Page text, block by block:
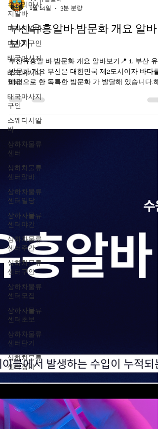
수유리마사
지알바
마사지알바
마사지구인
태국마사지
태국마사지
알바
태국마사지
구인
스웨디시알
바
상하차물류
센터
상하차물류
센터알바
상하차물류
센터일당
상하차물류
센터야간
상하차물류
센터주간
상하차물류
센터구인
상하차물류
센터모집
상하차물류
센터초보
상하차물류
센터단기
상하차물류
센터장기
TV 유흥알바
1월 14일
3분 분량
부산유흥알바·밤문화 개요 알바
보기
부산유흥알 바·밤문화 개요 알바보기📍 1. 부산 유
밤문화 개요 부산은 대한민국 제2도시이자 바다를
배경으로 한 독특한 밤문화 가 발달해 있습니다.해
운대, 서면, 광안리 등 여러 지역이 밤에도 활기차
부산 유흥알바 클럽·바·라운지·포차·라이브바 등이
구직사이트 부산의 밤문화는 크게 세 가지 축으로
분류됩니다: 바·펍·클럽 문화 : 음악·칵테일·댄스 중
해변가·루프탑 바 : 바다 전망과 함께하는 칵테일
화 부산유흥알바 전통 포장마차·노래방 등 여유 있
는 밤 문화 ※ 이들은 대부분 합법적인 음식·음료
소 입니다. 2. 부산유흥알바핵심 유흥 지역별 특징
설명 : 부산에서 가장 활기찬 밤문화 지역으로, 지
철역 주변 전체가 유흥 밀집 지역입니다. 특징 클럽
펍·바·라운지 가 밀집 외국인도 많이 찾는 곳 도보
여러 업소를 즐길 수 있